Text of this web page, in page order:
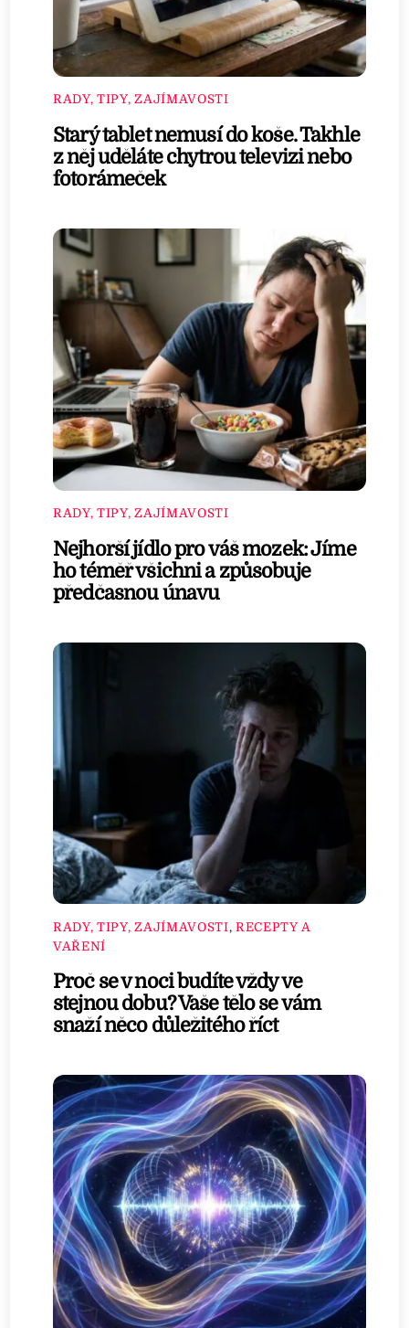
RADY, TIPY, ZAJÍMAVOSTI
Starý tablet nemusí do koše. Takhle
z něj uděláte chytrou televizi nebo
fotorámeček
RADY, TIPY, ZAJÍMAVOSTI
Nejhorší jídlo pro váš mozek: Jíme
ho téměř všichni a způsobuje
předčasnou únavu
RADY, TIPY, ZAJÍMAVOSTI, RECEPTY A
VAŘENÍ
Proč se v noci budíte vždy ve
stejnou dobu? Vaše tělo se vám
snaží něco důležitého říct